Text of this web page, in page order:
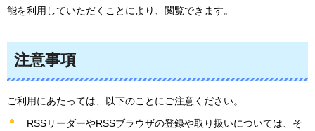
能を利用していただくことにより、閲覧できます。
注意事項
ご利用にあたっては、以下のことにご注意ください。
RSSリーダーやRSSブラウザの登録や取り扱いについては、そ